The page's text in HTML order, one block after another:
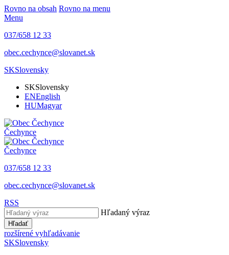
Rovno na obsah Rovno na menu
Menu
037/658 12 33
obec.cechynce@slovanet.sk
SKSlovensky
SKSlovensky
ENEnglish
HUMagyar
Čechynce
Čechynce
037/658 12 33
obec.cechynce@slovanet.sk
RSS
Hľadaný výraz
Hľadať
rozšírené vyhľadávanie
SKSlovensky